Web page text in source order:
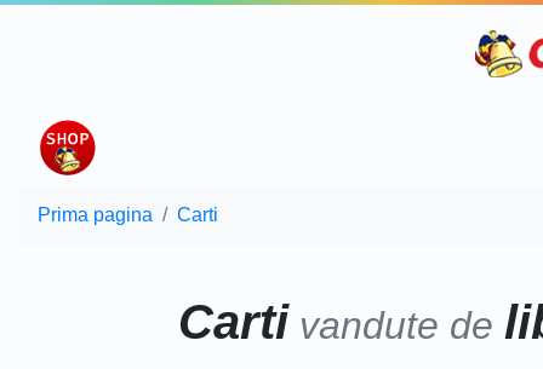
Prima pagina Carti
Cartivandute de